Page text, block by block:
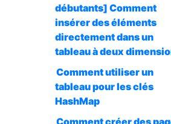
débutants] Comment
insérer des éléments
directement dans un
tableau à deux
Comment utiliser un
tableau pour les clés
HashMap
Comment créer des